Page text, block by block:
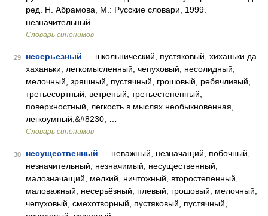
ред. Н. Абрамова, М.: Русские словари, 1999.
незначительный …
Словарь синонимов
29 несерьезный — школьнический, пустяковый, хиханьки да
хаханьки, легкомысленный, чепуховый, несолидный,
мелочный, зряшный, пустячный, грошовый, ребячливый,
третьесортный, ветреный, третьестепенный,
поверхностный, легкость в мыслях необыкновенная,
легкоумный,&#8230; …
Словарь синонимов
30 несущественный — неважный, незначащий, побочный,
незначительный, незначимый, несущественный,
малозначащий, мелкий, ничтожный, второстепенный,
маловажный, несерьёзный; плевый, грошовый, мелочный,
чепуховый, смехотворный, пустяковый, пустячный,